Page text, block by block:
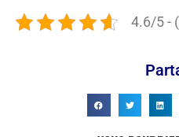
4.6/5 -